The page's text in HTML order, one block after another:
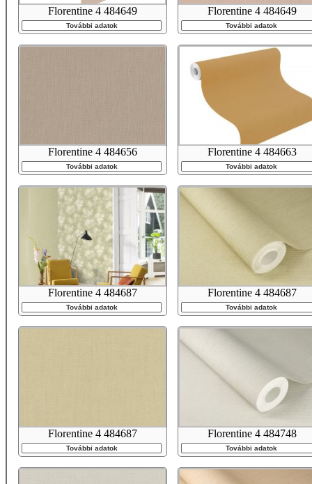
Florentine 4 484649
További adatok
Florentine 4 484649
További adatok
Florentine 4 484656
További adatok
Florentine 4 484663
További adatok
Florentine 4 484687
További adatok
Florentine 4 484687
További adatok
Florentine 4 484687
További adatok
Florentine 4 484748
További adatok